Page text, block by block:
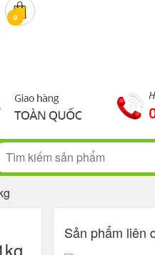
0
Sản phẩm liên